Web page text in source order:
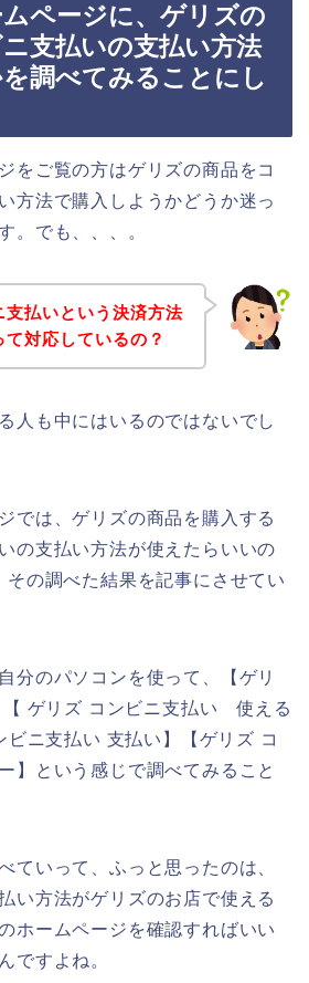
ページに、ゲリズの
支払いの支払い方法
調べてみることにし
をご覧の方はゲリズの商品をコ
方法で購入しようかどうか迷っ
。でも、、、。
支払いという決済方法
対応しているの？
人も中にはいるのではないでし
では、ゲリズの商品を購入する
の支払い方法が使えたらいいの
その調べた結果を記事にさせてい
分のパソコンを使って、【ゲリ
【 ゲリズ コンビニ支払い 使える
ニ支払い 支払い】【ゲリズ コ
】という感じで調べてみること
ていって、ふっと思ったのは、
い方法がゲリズのお店で使える
ホームページを確認すればいい
ですよね。